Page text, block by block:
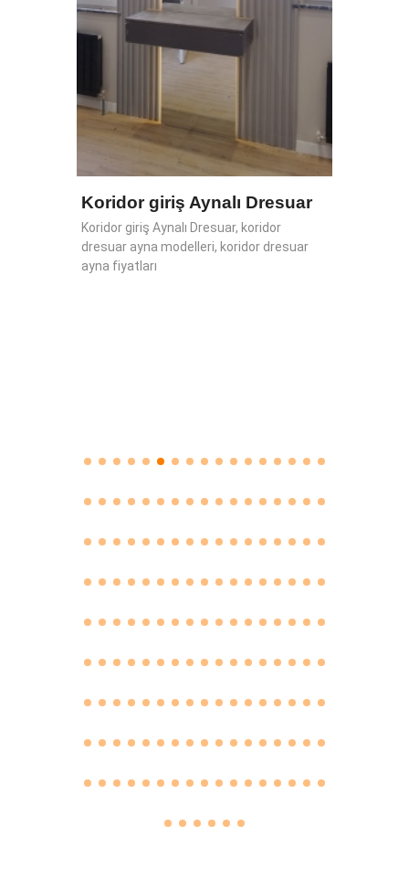
Koridor giriş Aynalı Dresuar
Koridor giriş Aynalı Dresuar, koridor
dresuar ayna modelleri, koridor dresuar
ayna fiyatları